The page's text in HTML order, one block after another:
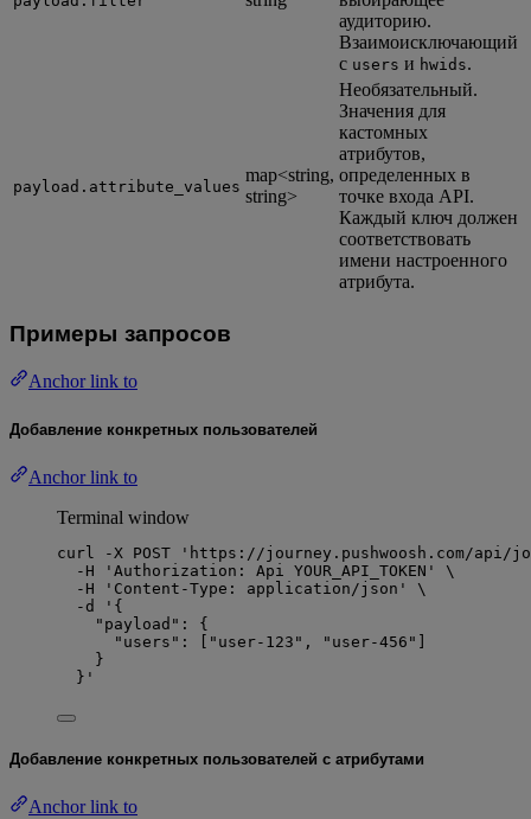
аудиторию.
Взаимоисключающий
с users и hwids.
payload.attribute_values
map<string,
string>
Необязательный.
Значения для
кастомных
атрибутов,
определенных в
точке входа API.
Каждый ключ должен
соответствовать
имени настроенного
атрибута.
Примеры запросов
Anchor link to
Добавление конкретных пользователей
Anchor link to
Terminal window
curl -X POST ' https://journey.pushwoosh.com/
-H
' Authorization: Api YOUR_API_TOKEN '
\
-H
' Content-Type: application/json '
\
-d
' {
"payload": {
"users": ["user-123", "user-456"]
}
} '
Добавление конкретных пользователей с атрибутами
Anchor link to